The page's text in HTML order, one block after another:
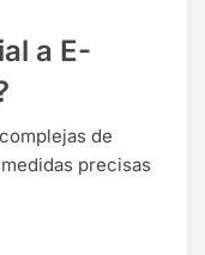
a E-
de
precisas